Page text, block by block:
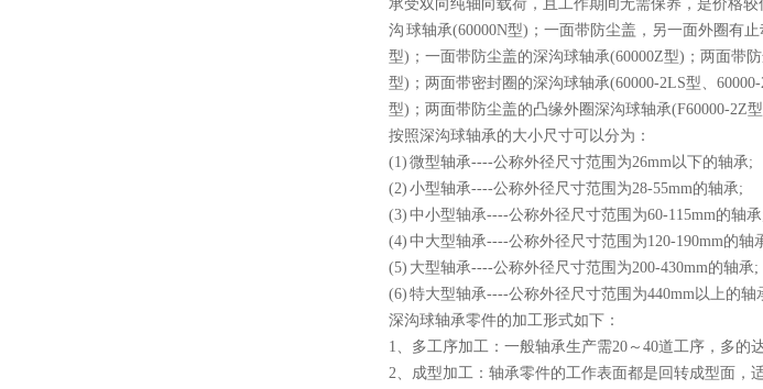
承受双向纯轴向载荷，且工作期间无需保养，是价格
沟 球轴承(60000N型)；一面带防尘盖，另一面外圈有
型)；一面带防尘盖的深沟球轴承(60000Z型)；两面带
型)；两面带密封圈的深沟球轴承(60000-2LS型、
型)；两面带防尘盖的凸缘外圈深沟球轴承(F60000-2Z
按照深沟球轴承的大小尺寸可以分为：
(1) 微型轴承----公称外径尺寸范围为26mm以下的轴承;
(2) 小型轴承----公称外径尺寸范围为28-55mm的轴承;
(3) 中小型轴承----公称外径尺寸范围为60-115mm的轴
(4) 中大型轴承----公称外径尺寸范围为120-190mm的轴
(5) 大型轴承----公称外径尺寸范围为200-430mm的轴承;
(6) 特大型轴承----公称外径尺寸范围为440mm以上的轴
深沟球轴承零件的加工形式如下：
1、多工序加工：一般轴承生产需20～40道工序，多的达
2、成型加工：轴承零件的工作表面都是回转成型面，